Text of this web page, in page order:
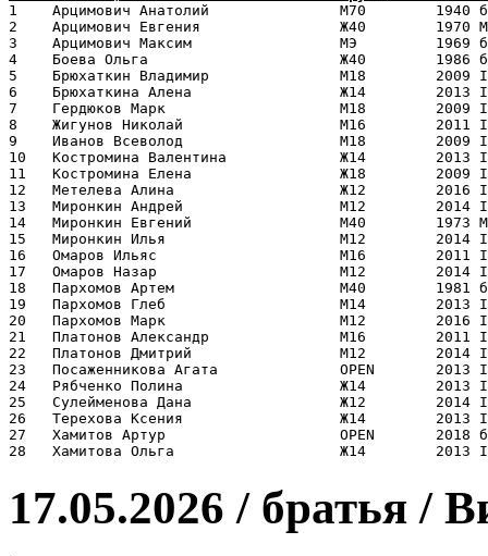
1    Арцимович Анатолий               М70
2    Арцимович Евгения                Ж40
3    Арцимович Максим                 МЭ
4    Боева Ольга                      Ж40
5    Брюхаткин Владимир               М18
6    Брюхаткина Алена                 Ж14
7    Гердюков Марк                    М18
8    Жигунов Николай                  М16
9    Иванов Всеволод                  М18
10   Костромина Валентина             Ж14
11   Костромина Елена                 Ж18
12   Метелева Алина                   Ж12
13   Миронкин Андрей                  М12
14   Миронкин Евгений                 М40
15   Миронкин Илья                    М12
16   Омаров Ильяс                     М16
17   Омаров Назар                     М12
18   Пархомов Артем                   М40
19   Пархомов Глеб                    М14
20   Пархомов Марк                    М12
21   Платонов Александр               М16
22   Платонов Дмитрий                 М12
23   Посаженникова Агата              OPEN
24   Рябченко Полина                  Ж14
25   Сулейменова Дана                 Ж12
26   Терехова Ксения                  Ж14
27   Хамитов Артур                    OPEN
17.05.2026 / братья /